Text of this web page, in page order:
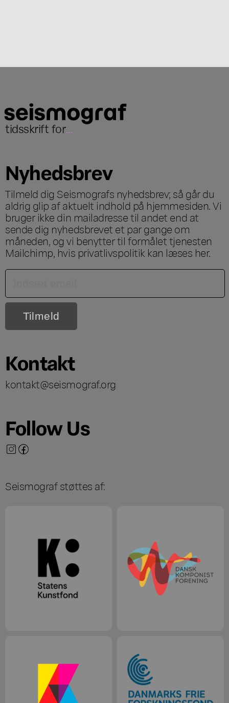
tidsskrift for...
Nyhedsbrev
Tilmeld dig Seismografs nyhedsbrev; så går du
aldrig glip af aktuelt indhold på hjemmesiden. Vi
bruger ikke din mailadresse til andet end at
sende dig nyhedsbrevet et par gange om
måneden, og vi benytter til formålet tjenesten
Mailchimp, hvis privatlivspolitik kan læses her.
Kontakt
kontakt@seismograf.org
Follow Us
Seismograf støttes af: